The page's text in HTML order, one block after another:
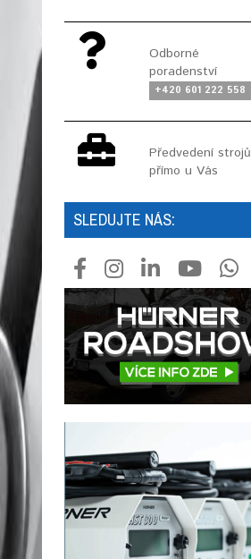
Odborné
poradenství
+420 601 222 558
Předvedení strojů
přímo u Vás
SLEDUJTE NÁS: